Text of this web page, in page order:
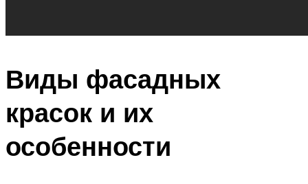
Виды фасадных
красок и их
особенности